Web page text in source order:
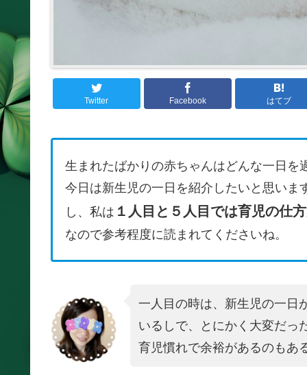
Twitter Facebook はてブ
生まれたばかりの赤ちゃんはどんな一日
今日は新生児の一日を紹介したいと思い
し、私は １人目と５人目では育児の仕
なので参考程度に読まれてくださいね。
一人目の時は、新生児の一日
いるしで、とにかく大変だっ
育児慣れで余裕があるのもあ